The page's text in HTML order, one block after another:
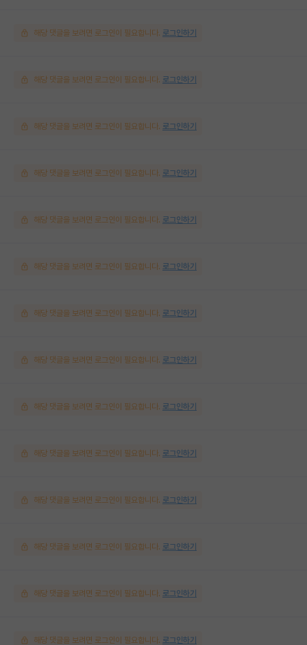
해당 댓글을 보려면 로그인이 필요합니다. 로그인하기
해당 댓글을 보려면 로그인이 필요합니다. 로그인하기
해당 댓글을 보려면 로그인이 필요합니다. 로그인하기
해당 댓글을 보려면 로그인이 필요합니다. 로그인하기
해당 댓글을 보려면 로그인이 필요합니다. 로그인하기
해당 댓글을 보려면 로그인이 필요합니다. 로그인하기
해당 댓글을 보려면 로그인이 필요합니다. 로그인하기
해당 댓글을 보려면 로그인이 필요합니다. 로그인하기
해당 댓글을 보려면 로그인이 필요합니다. 로그인하기
해당 댓글을 보려면 로그인이 필요합니다. 로그인하기
해당 댓글을 보려면 로그인이 필요합니다. 로그인하기
해당 댓글을 보려면 로그인이 필요합니다. 로그인하기
해당 댓글을 보려면 로그인이 필요합니다. 로그인하기
해당 댓글을 보려면 로그인이 필요합니다. 로그인하기